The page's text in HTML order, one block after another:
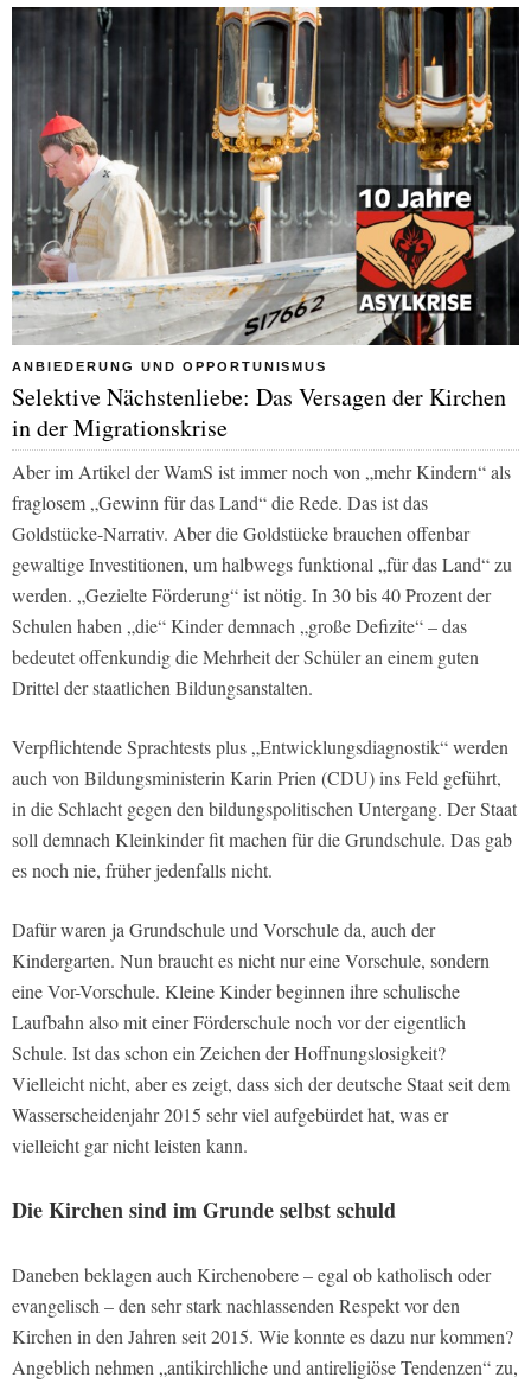
ANBIEDERUNG UND OPPORTUNISMUS
Selektive Nächstenliebe: Das Versagen der Kirchen
in der Migrationskrise
Aber im Artikel derWamS ist immer noch von „mehr Kindern“ als
fraglosem „Gewinn für das Land“ die Rede. Das ist das
Goldstücke-Narrativ. Aber die Goldstücke brauchen offenbar
gewaltige Investitionen, um halbwegs funktional „für das Land“ zu
werden. „Gezielte Förderung“ ist nötig. In 30 bis 40 Prozent der
Schulen haben „die“ Kinder demnach „große Defizite“ – das
bedeutet offenkundig die Mehrheit der Schüler an einem guten
Drittel der staatlichen Bildungsanstalten.
Verpflichtende Sprachtests plus „Entwicklungsdiagnostik“ werden
auch von Bildungsministerin Karin Prien (CDU) ins Feld geführt,
in die Schlacht gegen den bildungspolitischen Untergang. Der Staat
soll demnach Kleinkinder fit machen für die Grundschule. Das gab
es noch nie, früher jedenfalls nicht.
Dafür waren ja Grundschule und Vorschule da, auch der
Kindergarten. Nun braucht es nicht nur eine Vorschule, sondern
eine Vor-Vorschule. Kleine Kinder beginnen ihre schulische
Laufbahn also mit einer Förderschule noch vor der eigentlich
Schule. Ist das schon ein Zeichen der Hoffnungslosigkeit?
Vielleicht nicht, aber es zeigt, dass sich der deutsche Staat seit dem
Wasserscheidenjahr 2015 sehr viel aufgebürdet hat, was er
vielleicht gar nicht leisten kann.
Die Kirchen sind im Grunde selbst schuld
Daneben beklagen auch Kirchenobere – egal ob katholisch oder
evangelisch – den sehr stark nachlassenden Respekt vor den
Kirchen in den Jahren seit 2015. Wie konnte es dazu nur kommen?
Angeblich nehmen „antikirchliche und antireligiöse Tendenzen“ zu,